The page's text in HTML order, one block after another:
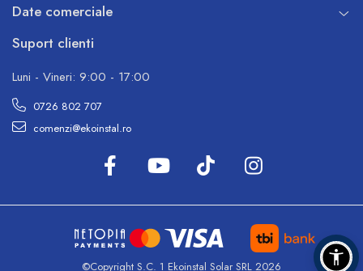
Date comerciale
Suport clienti
Luni - Vineri: 9:00 - 17:00
0726 802 707
comenzi@ekoinstal.ro
©Copyright S.C. 1 Ekoinstal Solar SRL 2026